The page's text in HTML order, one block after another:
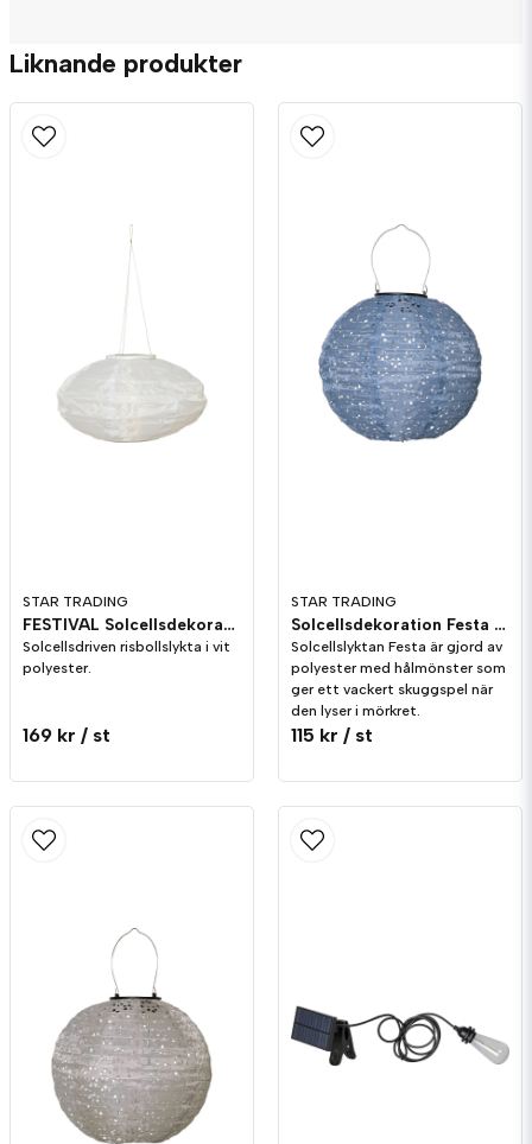
Liknande produkter
STAR TRADING
FESTIVAL Solcellsdekoration 35cm
Solcellsdriven risbollslykta i vit
polyester.
169 kr / st
STAR TRADING
Solcellsdekoration Festa 25cm Blå
Solcellslyktan Festa är gjord av
polyester med hålmönster som
ger ett vackert skuggspel när
den lyser i mörkret.
115 kr / st